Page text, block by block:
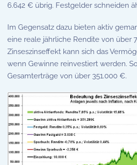
6.642 € übrig. Festgelder schneiden
Im Gegensatz dazu bieten aktiv
eine reale jährliche Rendite von über
Zinseszinseffekt kann sich das
wenn Gewinne reinvestiert werden.
Gesamterträge von über 351.000 €.